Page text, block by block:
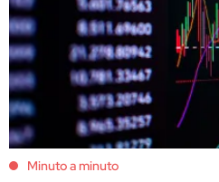
Minuto a minuto